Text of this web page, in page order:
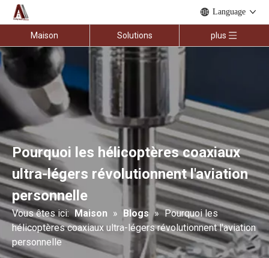
Language
Maison Solutions plus
Pourquoi les hélicoptères coaxiaux
ultra-légers révolutionnent l'aviation
personnelle
Vous êtes ici: Maison » Blogs » Pourquoi les
hélicoptères coaxiaux ultra-légers révolutionnent l'aviation
personnelle